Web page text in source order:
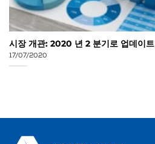
시장 개관: 2020 년 2 분기로 업데이트
17/07/2020